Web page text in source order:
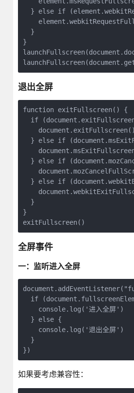
} else if
  }
}
退出全屏
function exitFullscreen() {
if
    document.exitFullscreen()
} else if
} else if
} else if
  }
}
全屏事件
一：监听进入全屏
if
    console.log('进入全屏')
  } else {
    console.log('退出全屏')
  }
})
如果要考虑兼容性：